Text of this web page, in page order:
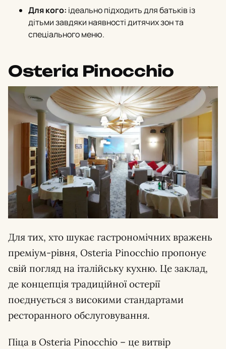
Для кого: ідеально підходить для батьків із
дітьми завдяки наявності дитячих зон та
спеціального меню.
Osteria Pinocchio
Для тих, хто шукає гастрономічних вражень
преміум-рівня, Osteria Pinocchio пропонує
свій погляд на італійську кухню. Це заклад,
де концепція традиційної остерії
поєднується з високими стандартами
ресторанного обслуговування.
Піца в Osteria Pinocchio – це витвір